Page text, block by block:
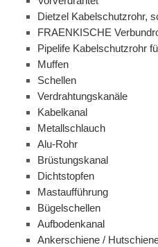
Dietzel Kabelschutzrohr,
FRAENKISCHE
Pipelife Kabelschutzrohr
Muffen
Schellen
Verdrahtungskanäle
Kabelkanal
Metallschlauch
Alu-Rohr
Brüstungskanal
Dichtstopfen
Mastaufführung
Bügelschellen
Aufbodenkanal
Ankerschiene /